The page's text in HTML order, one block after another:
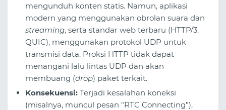
mengunduh konten statis. Namun, aplikasi
modern yang menggunakan obrolan suara dan
streaming, serta standar web terbaru (HTTP/3,
QUIC), menggunakan protokol UDP untuk
transmisi data. Proksi HTTP tidak dapat
menangani lalu lintas UDP dan akan
membuang (drop) paket terkait.
Konsekuensi: Terjadi kesalahan koneksi
(misalnya, muncul pesan "RTC Connecting"),